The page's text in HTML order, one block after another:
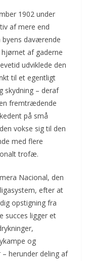
1902 under
af mere end
byens daværende
af gaderne
udviklede den
til et egentligt
skydning – deraf
fremtrædende
på små
vokse sig til den
med flere
trofæ.
Nacional, den
efter at
opstigning fra
succes ligger et
og
herunder deling af